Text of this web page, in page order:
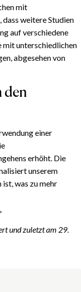
mit
dass weitere Studien
auf verschiedene
mit unterschiedlichen
abgesehen von
den
einer
erhöht. Die
unserem
ist, was zu mehr
und zuletzt am 29.